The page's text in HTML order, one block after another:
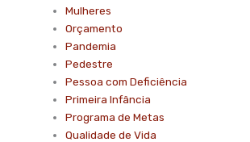
Mulheres
Orçamento
Pandemia
Pedestre
Pessoa com Deficiência
Primeira Infância
Programa de Metas
Qualidade de Vida